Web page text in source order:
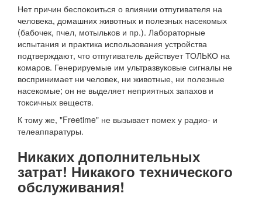
Нет причин беспокоиться о влиянии отпугивателя на
человека, домашних животных и полезных насекомых
(бабочек, пчел, мотыльков и пр.). Лабораторные
испытания и практика использования устройства
подтверждают, что отпугиватель действует ТОЛЬКО на
комаров. Генерируемые им ультразвуковые сигналы не
воспринимает ни человек, ни животные, ни полезные
насекомые; он не выделяет неприятных запахов и
токсичных веществ.
К тому же, "Freetime" не вызывает помех у радио- и
телеаппаратуры.
Никаких дополнительных
затрат! Никакого технического
обслуживания!